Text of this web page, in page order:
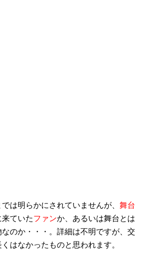
は明らかにされていませんが、 舞台
ていたファンか、あるいは舞台とは
のか・・・。詳細は不明ですが、交
はなかったものと思われます。